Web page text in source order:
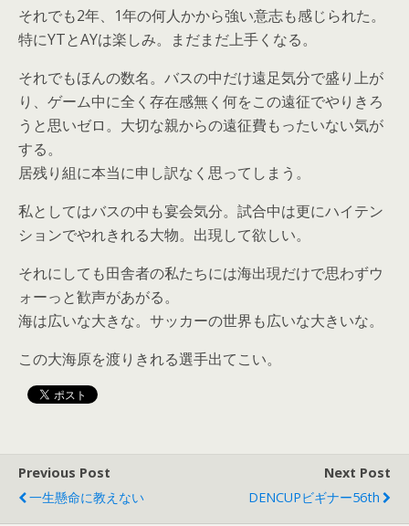
それでも2年、1年の何人かから強い意志も感じられた。
特にYTとAYは楽しみ。まだまだ上手くなる。
それでもほんの数名。バスの中だけ遠足気分で盛り上が
り、ゲーム中に全く存在感無く何をこの遠征でやりきろ
うと思いゼロ。大切な親からの遠征費もったいない気が
する。
居残り組に本当に申し訳なく思ってしまう。
私としてはバスの中も宴会気分。試合中は更にハイテン
ションでやれきれる大物。出現して欲しい。
それにしても田舎者の私たちには海出現だけで思わずウ
ォーっと歓声があがる。
海は広いな大きな。サッカーの世界も広いな大きいな。
この大海原を渡りきれる選手出てこい。
Previous Post
一生懸命に教えない
Next Post
DENCUPビギナー56th